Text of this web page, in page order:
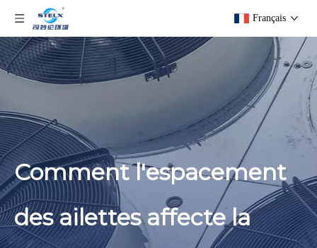
Français
Comment l'espacement
des ailettes affecte la